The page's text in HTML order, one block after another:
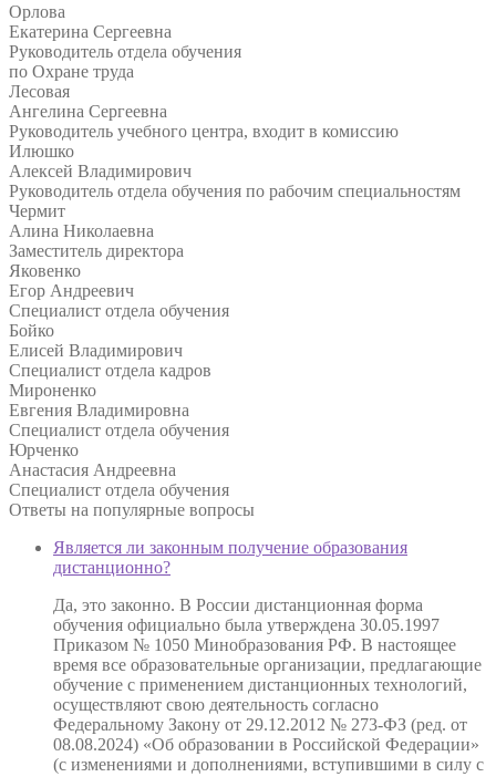
Орлова
Екатерина Сергеевна
Руководитель отдела обучения
по Охране труда
Лесовая
Ангелина Сергеевна
Руководитель учебного центра, входит в комиссию
Илюшко
Алексей Владимирович
Руководитель отдела обучения по рабочим специальностям
Чермит
Алина Николаевна
Заместитель директора
Яковенко
Егор Андреевич
Специалист отдела обучения
Бойко
Елисей Владимирович
Специалист отдела кадров
Мироненко
Евгения Владимировна
Специалист отдела обучения
Юрченко
Анастасия Андреевна
Специалист отдела обучения
Ответы на популярные вопросы
Является ли законным получение образования
дистанционно?
Да, это законно. В России дистанционная форма
обучения официально была утверждена 30.05.1997
Приказом № 1050 Минобразования РФ. В настоящее
время все образовательные организации, предлагающие
обучение с применением дистанционных технологий,
осуществляют свою деятельность согласно
Федеральному Закону от 29.12.2012 № 273-ФЗ (ред. от
08.08.2024) «Об образовании в Российской Федерации»
(с изменениями и дополнениями, вступившими в силу с